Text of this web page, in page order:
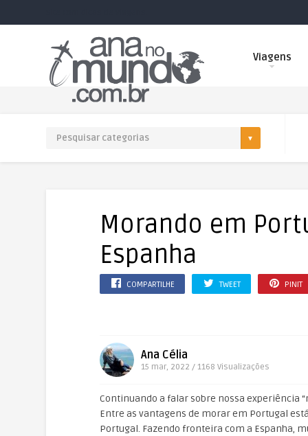
Viagens
Morando em
Espanha
COMPARTILHE TWEET PINIT
Ana Célia
15 mar, 2022 / 1168 Visualizações
Continuando a falar sobre nossa experiência
Entre as vantagens de morar em Portugal
Portugal. Fazendo fronteira com a Espanha,